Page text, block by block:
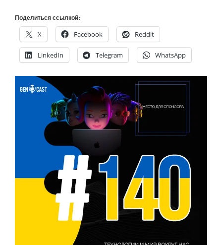
Поделиться ссылкой:
X
Facebook Reddit
LinkedIn Telegram WhatsApp